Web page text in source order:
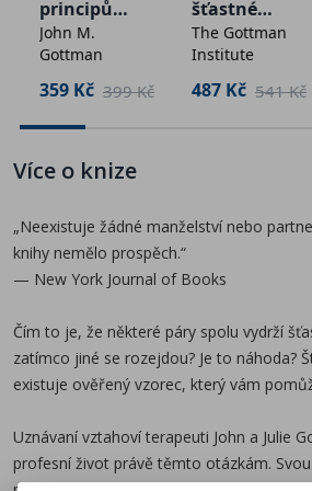
V knize se mimo jiné dozvíte:
funguje spolehlivě.
* Šťastné páry se nehádají méně
* Základem vztahu je správně
* Klíčem k úspěchu nejsou velká
dary, ale každodenní maličkosti.
* Jak přes všechny povinnosti
Vitamín L je praktickým receptem
pomůže zaměřit se na to
zásadně změnit k lepšímu.
principů
spokojenéh
o
manželství
John M.
Gottman
359 Kč 399 Kč
šťastné
vztahy
The Gottman
Institute
487 Kč 541 Kč
Více o knize
„Neexistuje žádné manželství nebo
knihy nemělo prospěch.“
— New York Journal of Books
Čím to je, že některé páry spolu vydrží
zatímco jiné se rozejdou? Je to náhoda?
existuje ověřený vzorec, který vám
Uznávaní vztahoví terapeuti John a Julie
profesní život právě těmto otázkám.